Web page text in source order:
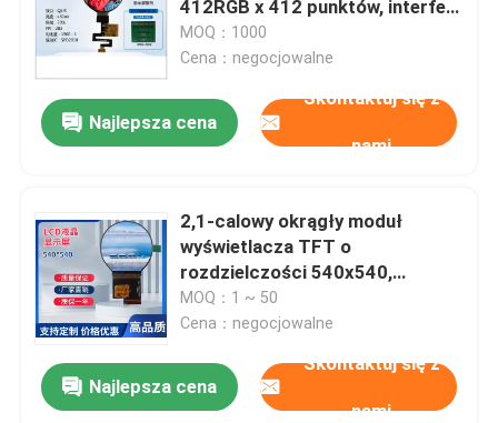
Wyświetlacz LCD o wysokiej jasności
Wyświetlacz LCD COB
Wyświetlacz TFT UART
Moduł wyświetlacza LCD
Wyświetlacz PMOLED
412RGB x 412 punktów, interfejs
QSPI, układ sterujący IC
SPD2010
MOQ：1000
Cena：negocjowalne
Najlepsza cena
Skontaktuj się z
nami
2,1-calowy okrągły moduł
wyświetlacza TFT o
rozdzielczości 540x540,
jasności 350 cd/m² i interfejsie
MIPI
MOQ：1 ~ 50
Cena：negocjowalne
Najlepsza cena
Skontaktuj się z
nami